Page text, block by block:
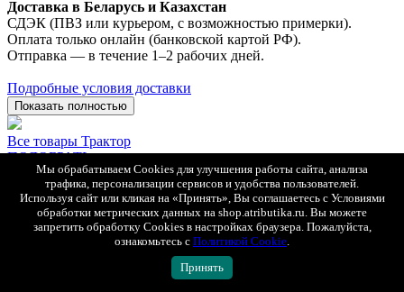
Доставка в Беларусь и Казахстан
СДЭК (ПВЗ или курьером, с возможностью примерки).
Оплата только онлайн (банковской картой РФ).
Отправка — в течение 1–2 рабочих дней.
Подробные условия доставки
Показать полностью
Все товары Трактор
ПОДОБРАТЬ
СОПУТСТВУЮЩИЕ ТОВАРЫ
Мы обрабатываем Cookies для улучшения работы сайта, анализа
трафика, персонализации сервисов и удобства пользователей.
Используя сайт или кликая на «Принять», Вы соглашаетесь с Условиями
обработки метрических данных на shop.atributika.ru. Вы можете
запретить обработку Cookies в настройках браузера. Пожалуйста,
ознакомьтесь с Политикой Cookie.
Принять